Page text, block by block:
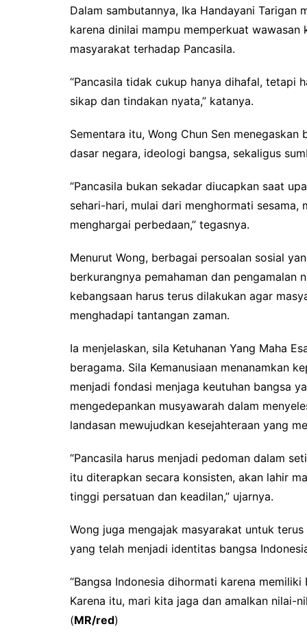
Dalam sambutannya, Ika Handayani Tarigan
karena dinilai mampu memperkuat
masyarakat terhadap Pancasila.
“Pancasila tidak cukup hanya dihafal, tetapi
sikap dan tindakan nyata,” katanya.
Sementara itu, Wong Chun Sen
dasar negara, ideologi bangsa, sekaligus
“Pancasila bukan sekadar diucapkan saat
sehari-hari, mulai dari menghormati
menghargai perbedaan,” tegasnya.
Menurut Wong, berbagai persoalan sosial
berkurangnya pemahaman dan pengamalan
kebangsaan harus terus dilakukan agar
menghadapi tantangan zaman.
Ia menjelaskan, sila Ketuhanan Yang Maha
beragama. Sila Kemanusiaan menanamkan
menjadi fondasi menjaga keutuhan bangsa
mengedepankan musyawarah dalam
landasan mewujudkan kesejahteraan yang
“Pancasila harus menjadi pedoman dalam
itu diterapkan secara konsisten, akan lahir
tinggi persatuan dan keadilan,” ujarnya.
Wong juga mengajak masyarakat untuk
yang telah menjadi identitas bangsa
“Bangsa Indonesia dihormati karena
Karena itu, mari kita jaga dan amalkan nilai-
(MR/red)